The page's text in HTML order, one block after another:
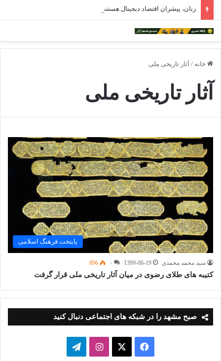
زنان، پیشران اقتصاد دیجیتال هستند/هوش مصنوعی ترسناک نیست
خانه / آثار تاریخی ملی
آثار تاریخی ملی
پایتخت فرهنگ اسلامی
سید محمد محمدی 1399-06-19 ۰ 896
کتیبه های طلای رضوی در میان آثار تاریخی ملی قرار گرفت
صبح مشهد را در شبکه های اجتماعی دنبال کنید
فیسبوک ایکساینستاگرامتلگرام